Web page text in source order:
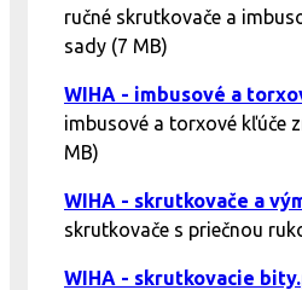
ručné skrutkovače a
sady (7 MB)
WIHA - imbusové a
imbusové a torxové kľúče
MB)
WIHA - skrutkovače a
skrutkovače s priečnou
WIHA - skrutkovacie